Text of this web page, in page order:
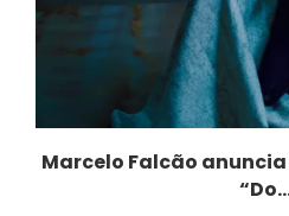
Marcelo Falcão anuncia